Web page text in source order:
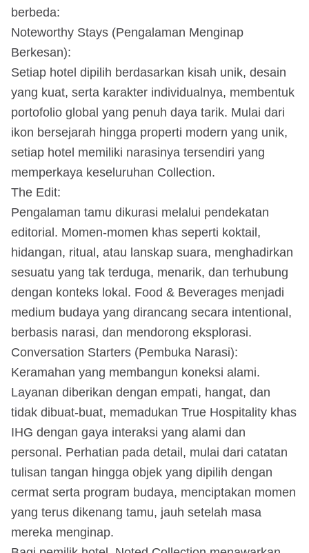
berbeda:
Noteworthy Stays (Pengalaman Menginap
Berkesan):
Setiap hotel dipilih berdasarkan kisah unik, desain
yang kuat, serta karakter individualnya, membentuk
portofolio global yang penuh daya tarik. Mulai dari
ikon bersejarah hingga properti modern yang unik,
setiap hotel memiliki narasinya tersendiri yang
memperkaya keseluruhan Collection.
The Edit:
Pengalaman tamu dikurasi melalui pendekatan
editorial. Momen-momen khas seperti koktail,
hidangan, ritual, atau lanskap suara, menghadirkan
sesuatu yang tak terduga, menarik, dan terhubung
dengan konteks lokal. Food & Beverages menjadi
medium budaya yang dirancang secara intentional,
berbasis narasi, dan mendorong eksplorasi.
Conversation Starters (Pembuka Narasi):
Keramahan yang membangun koneksi alami.
Layanan diberikan dengan empati, hangat, dan
tidak dibuat-buat, memadukan True Hospitality khas
IHG dengan gaya interaksi yang alami dan
personal. Perhatian pada detail, mulai dari catatan
tulisan tangan hingga objek yang dipilih dengan
cermat serta program budaya, menciptakan momen
yang terus dikenang tamu, jauh setelah masa
mereka menginap.